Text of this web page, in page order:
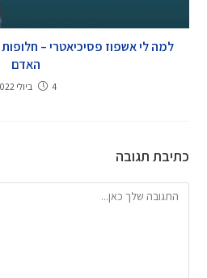
למה לי אשפוז פסיכיאטרי –
האדם
4 ביולי 2022
כתיבת תגובה